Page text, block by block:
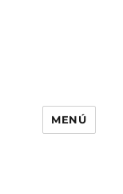
MENÚ